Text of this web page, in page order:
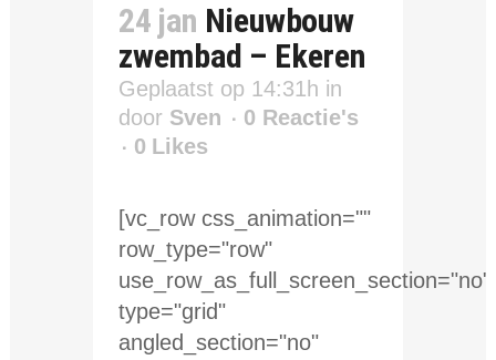
24 jan Nieuwbouw
zwembad – Ekeren
Geplaatst op 14:31h in
door Sven
0 Reactie's
0 Likes
[vc_row css_animation=""
row_type="row"
use_row_as_full_screen_section="no"
type="grid"
angled_section="no"